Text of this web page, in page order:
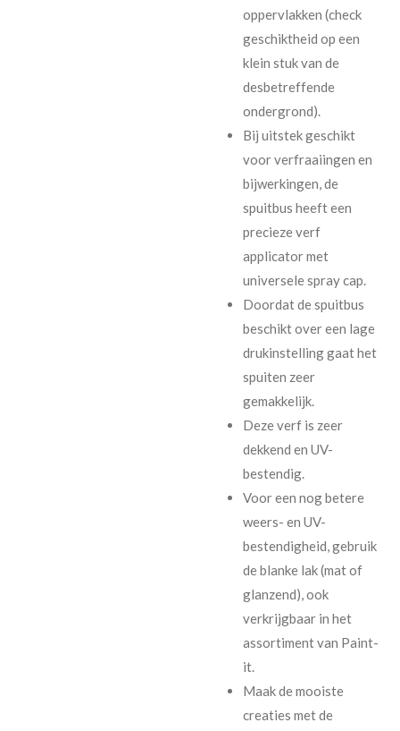
oppervlakken (check
geschiktheid op een
klein stuk van de
desbetreffende
ondergrond).
Bij uitstek geschikt
voor verfraaiingen en
bijwerkingen, de
spuitbus heeft een
precieze verf
applicator met
universele spray cap.
Doordat de spuitbus
beschikt over een lage
drukinstelling gaat het
spuiten zeer
gemakkelijk.
Deze verf is zeer
dekkend en UV-
bestendig.
Voor een nog betere
weers- en UV-
bestendigheid, gebruik
de blanke lak (mat of
glanzend), ook
verkrijgbaar in het
assortiment van Paint-
it.
Maak de mooiste
creaties met de